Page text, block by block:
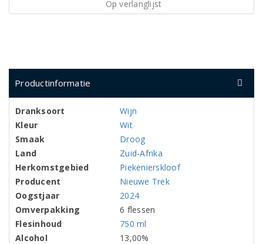
Op verlanglijst
Productinformatie
Dranksoort
Wijn
Kleur
Wit
Smaak
Droog
Land
Zuid-Afrika
Herkomstgebied
Piekenierskloof
Producent
Nieuwe Trek
Oogstjaar
2024
Omverpakking
6 flessen
Flesinhoud
750 ml
Alcohol
13,00%